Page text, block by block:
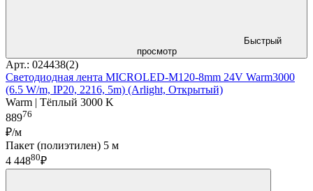
Быстрый
просмотр
Арт.: 024438(2)
Светодиодная лента MICROLED-M120-8mm 24V Warm3000
(6.5 W/m, IP20, 2216, 5m) (Arlight, Открытый)
Warm | Тёплый 3000 K
88976
₽/м
Пакет (полиэтилен) 5 м
4 44880₽